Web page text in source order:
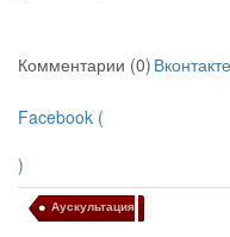
реанимации внесен в
Комментарии (0)
Facebook (
)
Аускультация